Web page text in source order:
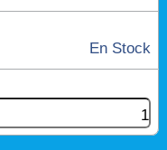
En Stock